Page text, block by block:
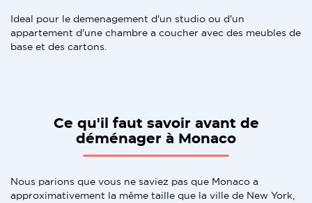
Ideal pour le demenagement d'un studio ou d'un
appartement d'une chambre a coucher avec des meubles de
base et des cartons.
Ce qu'il faut savoir avant de
déménager à Monaco
Nous parions que vous ne saviez pas que Monaco a
approximativement la même taille que la ville de New York,